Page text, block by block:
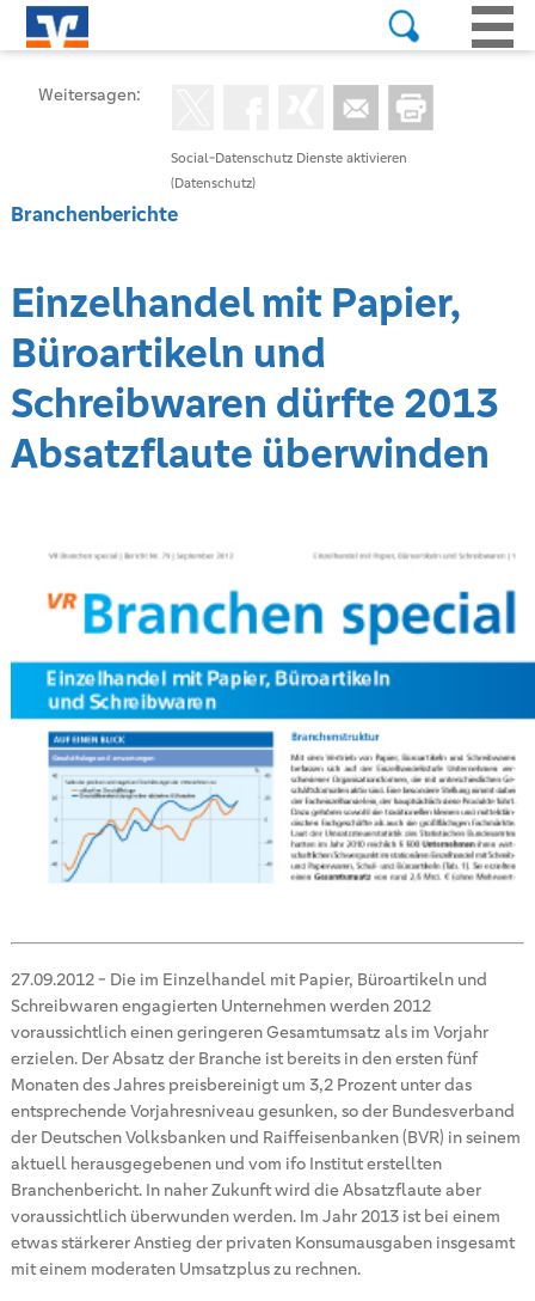
Social-Datenschutz Dienste aktivieren
(Datenschutz)
Weitersagen:
Branchenberichte
Einzelhandel mit Papier,
Büroartikeln und
Schreibwaren dürfte 2013
Absatzflaute überwinden
27.09.2012- Die im Einzelhandel mit Papier, Büroartikeln und
Schreibwaren engagierten Unternehmen werden 2012
voraussichtlich einen geringeren Gesamtumsatz als im Vorjahr
erzielen. Der Absatz der Branche ist bereits in den ersten fünf
Monaten des Jahres preisbereinigt um 3,2 Prozent unter das
entsprechende Vorjahresniveau gesunken, so der Bundesverband
der Deutschen Volksbanken und Raiffeisenbanken (BVR) in seinem
aktuell herausgegebenen und vom ifo Institut erstellten
Branchenbericht. In naher Zukunft wird die Absatzflaute aber
voraussichtlich überwunden werden. Im Jahr 2013 ist bei einem
etwas stärkerer Anstieg der privaten Konsumausgaben insgesamt
mit einem moderaten Umsatzplus zu rechnen.